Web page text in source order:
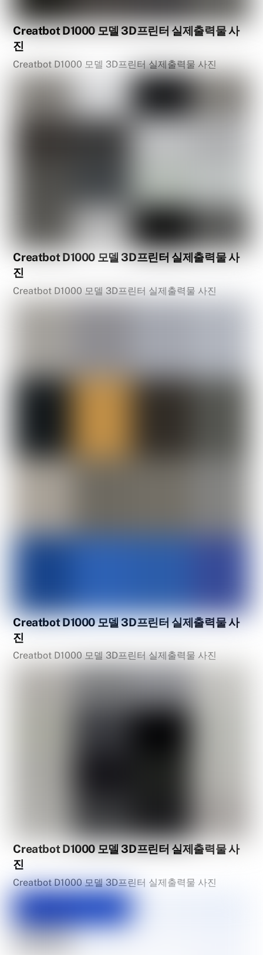
Creatbot D1000 모델 3D프린터 실제출력물 사
진
Creatbot D1000 모델 3D프린터 실제출력물 사진
Creatbot D1000 모델 3D프린터 실제출력물 사
진
Creatbot D1000 모델 3D프린터 실제출력물 사진
Creatbot D1000 모델 3D프린터 실제출력물 사
진
Creatbot D1000 모델 3D프린터 실제출력물 사진
Creatbot D1000 모델 3D프린터 실제출력물 사
진
Creatbot D1000 모델 3D프린터 실제출력물 사진